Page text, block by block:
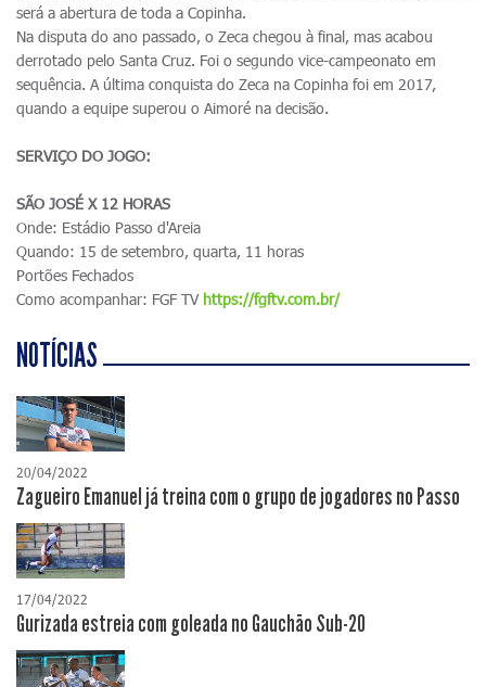
será a abertura de toda a Copinha.
Na disputa do ano passado, o Zeca chegou à final, mas acabou
derrotado pelo Santa Cruz. Foi o segundo vice-campeonato em
sequência. A última conquista do Zeca na Copinha foi em 2017,
quando a equipe superou o Aimoré na decisão.
SERVIÇO DO JOGO:
SÃO JOSÉ X 12 HORAS
Onde: Estádio Passo d'Areia
Quando: 15 de setembro, quarta, 11 horas
Portões Fechados
Como acompanhar: FGF TV https://fgftv.com.br/
NOTÍCIAS
20/04/2022
Zagueiro Emanuel já treina com o grupo de jogadores no Passo
17/04/2022
Gurizada estreia com goleada no Gauchão Sub-20